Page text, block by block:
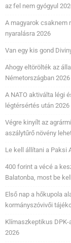
az fel nem gyógyul
A magyarok csaknem
nyaralásra 2026
Van egy kis gond
Ahogy eltörölték az
Németországban 2026
A NATO aktiválta légi
légtérsértés után 2026
Végre kinyílt az
aszálytűrő növény
Le kell állítani a Paksi
400 forint a vécé a
Balatonba, most be
Első nap a hőkupola
kormányszóvivői
Klímaszkeptikus
2026